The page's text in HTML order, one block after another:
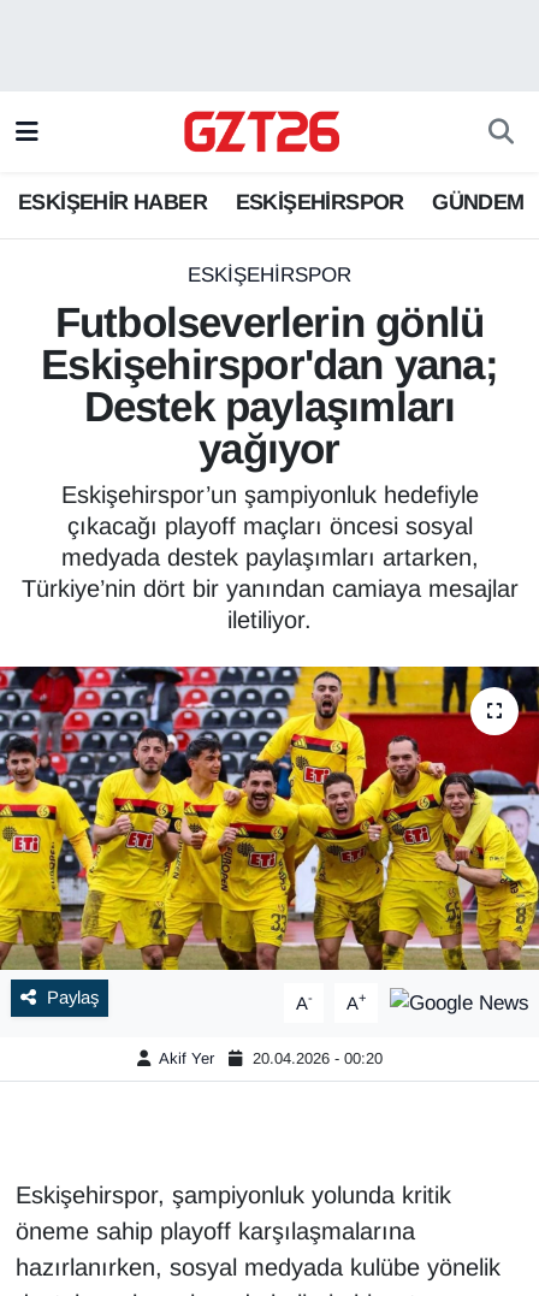
ESKİŞEHİR HABER ESKİŞEHİRSPOR GÜNDEM
ESKİŞEHİRSPOR
Futbolseverlerin gönlü
Eskişehirspor'dan yana;
Destek paylaşımları
yağıyor
Eskişehirspor’un şampiyonluk hedefiyle
çıkacağı playoff maçları öncesi sosyal
medyada destek paylaşımları artarken,
Türkiye’nin dört bir yanından camiaya mesajlar
iletiliyor.
Paylaş A- A+
Akif Yer 20.04.2026 - 00:20
Eskişehirspor, şampiyonluk yolunda kritik
öneme sahip playoff karşılaşmalarına
hazırlanırken, sosyal medyada kulübe yönelik
ESKİŞEHİRSPOR
GÜNDEM
Odunpazarı Trafik Yoğunluk Haritası
Süper Lig Puan Durumu ve Fikstür
Tüm Manşetler
Son Dakika Haberleri
Haber Arşivi